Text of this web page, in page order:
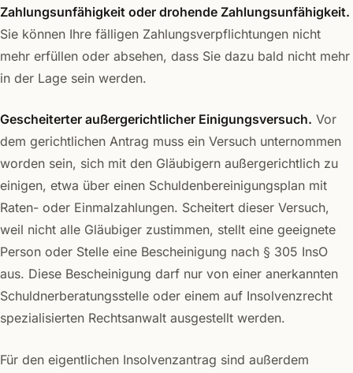
Zahlungsunfähigkeit oder drohende Zahlungsunfähigkeit.
Sie können Ihre fälligen Zahlungsverpflichtungen nicht
mehr erfüllen oder absehen, dass Sie dazu bald nicht mehr
in der Lage sein werden.
Gescheiterter außergerichtlicher Einigungsversuch. Vor
dem gerichtlichen Antrag muss ein Versuch unternommen
worden sein, sich mit den Gläubigern außergerichtlich zu
einigen, etwa über einen Schuldenbereinigungsplan mit
Raten- oder Einmalzahlungen. Scheitert dieser Versuch,
weil nicht alle Gläubiger zustimmen, stellt eine geeignete
Person oder Stelle eine Bescheinigung nach § 305 InsO
aus. Diese Bescheinigung darf nur von einer anerkannten
Schuldnerberatungsstelle oder einem auf Insolvenzrecht
spezialisierten Rechtsanwalt ausgestellt werden.
Für den eigentlichen Insolvenzantrag sind außerdem